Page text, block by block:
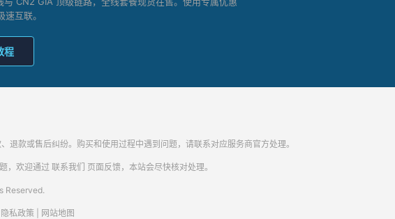
互联。
程
款或售后纠纷。购买和使用过程中遇到问题，请联系对应服务商官方处理。
，欢迎通过 联系我们 页面反馈，本站会尽快核对处理。
Reserved.
隐私政策 网站地图